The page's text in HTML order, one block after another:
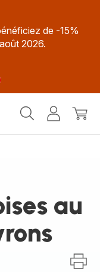
de -15%
2026.
MonMon
au